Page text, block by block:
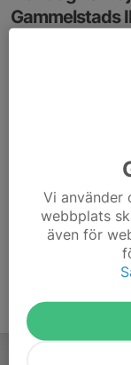
Gammelstads
Vi använder
webbplats
även för